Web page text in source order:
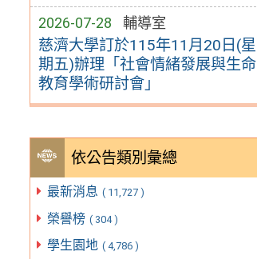
2026-07-28 輔導室
慈濟大學訂於115年11月20日(星
期五)辦理「社會情緒發展與生命
教育學術研討會」
依公告類別彙總
最新消息 ( 11,727 )
榮譽榜 ( 304 )
學生園地 ( 4,786 )